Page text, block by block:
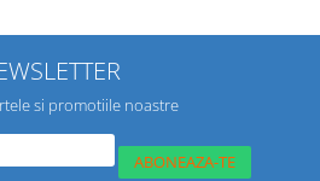
si promotiile noastre